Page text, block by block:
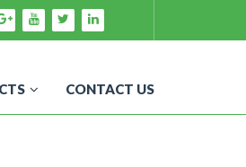
CONTACT US